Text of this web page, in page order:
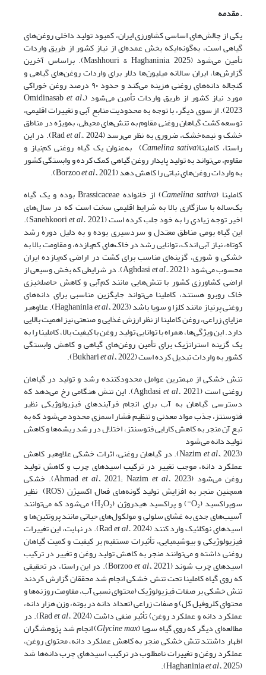
. مقدمه
یکی از چالش‌های اساسی کشاورزی ایران، کمبود تولید داخلی روغن‌های
گیاهی است، به‌گونه‌ای­که بخش عمده‌ای از نیاز کشور از طریق واردات
تأمین می‌شود (Mashhouri & Haghaninia, 2025). براساس آخرین
گزارش‌ها، ایران سالانه میلیون‌ها دلار برای واردات روغن‌های گیاهی و
کنجاله دانه‌های روغنی هزینه می‌کند و حدود ۹۰ درصد روغن خوراکی
مورد نیاز کشور از طریق واردات تأمین می‌شود (Omidinasabet al.,
2023). از سوی دیگر، با توجه به محدودیت منابع آبی و تغییرات اقلیمی،
توسعه کشت گیاهان روغنی مقاوم به تنش‌های محیطی، به‌ویژه در مناطق
خشک و نیمه‌خشک، ضروری به نظر می‌رسد (Rad et al. , 2024). در این
راستا، کاملینا( Camelina sativa ) به‌عنوان یک گیاه روغنی کم‌نیاز و
مقاوم، می‌تواند به تولید پایدار روغن گیاهی کمک کرده و وابستگی کشور
به واردات روغن‌های نباتی را کاهش دهد (Borzoo et al., 2021).
کاملینا (
Camelina sativa ) از خانواده Brassicaceae بوده و یک گیاه
یک‌ساله با سازگاری بالا به شرایط اقلیمی سخت است که در سال‌های
اخیر توجه زیادی را به خود جلب کرده است (Sanehkoori et al.
, 2021).
این گیاه بومی مناطق معتدل و سردسیری بوده و به دلیل دوره رشد
کوتاه، نیاز آبی اندک، توانایی رشد در خاک‌های کم‌بازده، و مقاومت بالا به
خشکی و شوری، گزینه‌ای مناسب برای کشت در اراضی کم‌بازده ایران
محسوب می‌شود (Aghdasi et al. , 2021). در شرایطی که بخش وسیعی از
اراضی کشاورزی کشور با تنش‌هایی مانند کم‌آبی و کاهش حاصلخیزی
خاک روبرو هستند، کاملینا می‌تواند جایگزین مناسبی برای دانه‌های
روغنی پرنیاز مانند کلزا و سویا باشد (Haghaninia et al. , 2023). علاوه­بر
مزایای زراعی، روغن کاملینا از نظر ارزش غذایی و صنعتی نیز اهمیت بالایی
دارد. این ویژگی‌ها، همراه با توانایی تولید روغن با کیفیت بالا، کاملینا را به
یک گزینه استراتژیک برای تأمین روغن‌های گیاهی و کاهش وابستگی
کشور به واردات تبدیل کرده است (Bukhari et al., 2022).
تنش خشکی از مهمترین عوامل محدودکننده رشد و تولید در گیاهان
روغنی است (Aghdasi et al. , 2021). این تنش هنگامی رخ می‌دهد که
دسترسی گیاهان به آب برای انجام فرآیندهای فیزیولوژیکی نظیر
فتوسنتز، جذب مواد معدنی و تنظیم فشار اسمزی محدود می‌شود که به
تبع آن منجر به کاهش کارایی فتوسنتز، اختلال در رشد ریشه‌ها و کاهش
تولید دانه می‌شود
(Nazim
et al. , 2023). در گیاهان روغنی، اثرات خشکی علاوه­بر کاهش
عملکرد دانه، موجب تغییر در ترکیب اسیدهای چرب و کاهش تولید
روغن می‌شود (Ahmad et al., 2021; Nazimet al. , 2023). خشکی
همچنین منجر به افزایش تولید گونه‌های فعال اکسیژن (ROS) نظیر
سوپراکسید (O₂⁻) و پراکسید هیدروژن (H₂O₂) می‌شود که می‌توانند
آسیب‌های جدی به غشای سلولی و مولکول‌های حیاتی مانند پروتئین‌ها و
اسیدهای نوکلئیک وارد کنند (Rad et al. , 2024). در نهایت، این تغییرات
فیزیولوژیکی و بیوشیمیایی، تأثیرات مستقیم بر کیفیت و کمیت گیاهان
روغنی داشته و می‌توانند منجر به کاهش تولید روغن و تغییر در ترکیب
اسیدهای چرب شوند (Borzoo et al. , 2021). در این راستا، در تحقیقی
که روی گیاه کاملینا تحت تنش خشکی انجام شد محققان گزارش کردند
تنش خشکی بر صفات فیزیولوژیک (محتوای نسبی آب، مقاومت روزنه‌ها و
محتوای کلروفیل کل) و صفات زراعی (تعداد دانه در بوته، وزن هزار دانه،
عملکرد دانه و عملکرد روغن) تأثیر منفی داشت (Rad et al. , 2024). در
مطالعه‌ای دیگر که روی گیاه سویا (Glycine max) انجام شد پژوهشگران
اظهار داشتند تنش خشکی منجر به کاهش عملکرد دانه، محتوای روغن،
عملکرد روغن و تغییرات نامطلوب در ترکیب اسیدهای چرب دانه‌ها شد
(Haghaninia
et al., 2025).